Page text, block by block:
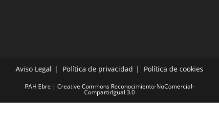
Aviso Legal Política de privacidad Política de cookies
PAH Ebre | Creative Commons Reconocimiento-NoComercial-
CompartirIgual 3.0